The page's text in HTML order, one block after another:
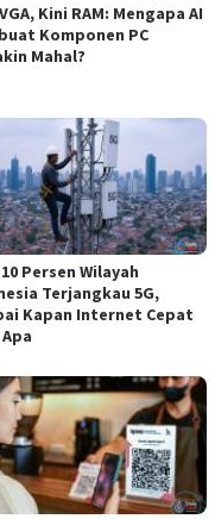
Kini RAM: Mengapa AI
Komponen PC
Mahal?
Persen Wilayah
Terjangkau 5G,
Kapan Internet Cepat